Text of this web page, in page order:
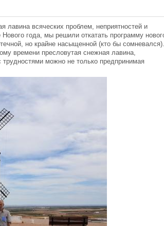
лавина всяческих проблем, неприятностей и
года, мы решили откатать программу
но крайне насыщенной (кто бы сомневался).
времени пресловутая снежная лавина,
можно не только предпринимая